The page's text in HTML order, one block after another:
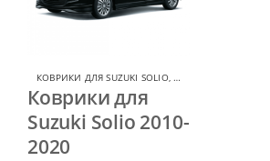
КОВРИКИ ДЛЯ SUZUKI SOLIO,КОВРИКИ ДЛЯ SUZUKI
Коврики для
Suzuki Solio 2010-
2020